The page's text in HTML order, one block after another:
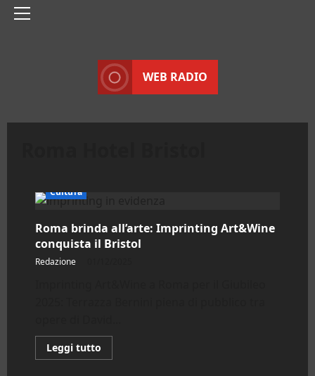
WEB RADIO
Cultura
Roma brinda all’arte: Imprinting Art&Wine
conquista il Bristol
Redazione
Leggi tutto
di